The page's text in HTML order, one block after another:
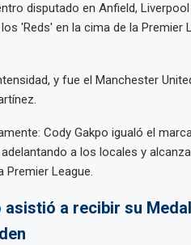
disputado en Anfield,
'Reds' en la cima de la Premier
y fue el Manchester
Cody Gakpo igualó el
a los locales y
Premier League.
asistió a recibir su